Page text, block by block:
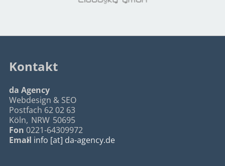
Kontakt
da Agency
Webdesign & SEO
Postfach 62 02 63
Köln, NRW 50695
Fon 0221-64309972
Email info [at] da-agency.de